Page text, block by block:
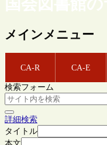
国会図書館
メインメニュー
CA-R CA-E
検索フォーム
詳細検索
タイトル